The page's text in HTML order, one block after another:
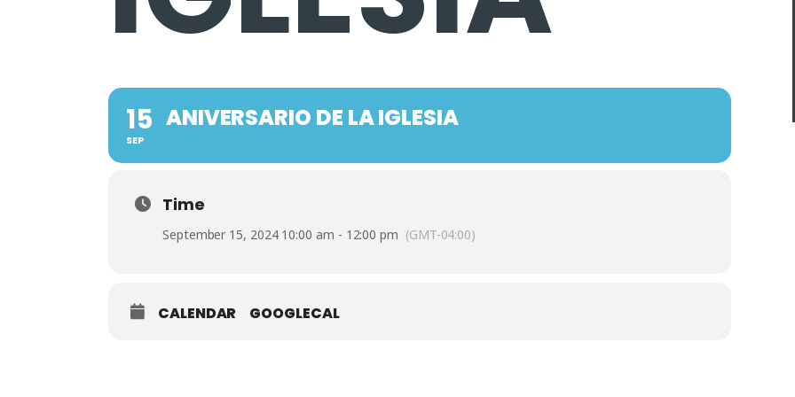
15
SEP
ANIVERSARIO DE LA IGLESIA
Time
September 15, 2024 10:00 am - 12:00 pm (GMT-04:00)
CALENDAR GOOGLECAL